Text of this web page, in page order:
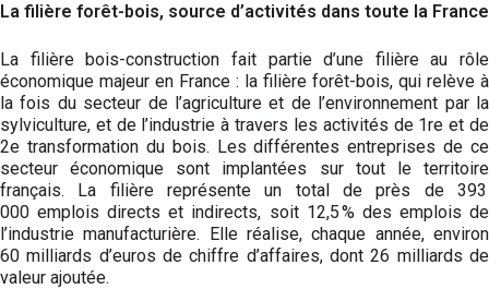
La filière forêt-bois, source d’activités dans toute la France
La filière bois-construction fait partie d’une filière au rôle
économique majeur en France : la filière forêt-bois, qui relève à
la fois du secteur de l’agriculture et de l’environnement par la
sylviculture, et de l’industrie à travers les activités de 1re et de
2e transformation du bois. Les différentes entreprises de ce
secteur économique sont implantées sur tout le territoire
français. La filière représente un total de près de 393
000 emplois directs et indirects, soit 12,5 % des emplois de
l’industrie manufacturière. Elle réalise, chaque année, environ
60 milliards d’euros de chiffre d’affaires, dont 26 milliards de
valeur ajoutée.